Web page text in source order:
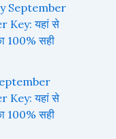
September
Key: यहां से
100% सही
Key: यहां से
100% सही